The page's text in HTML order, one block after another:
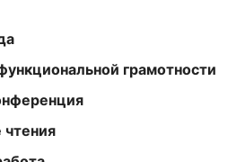
грамотности
чтения